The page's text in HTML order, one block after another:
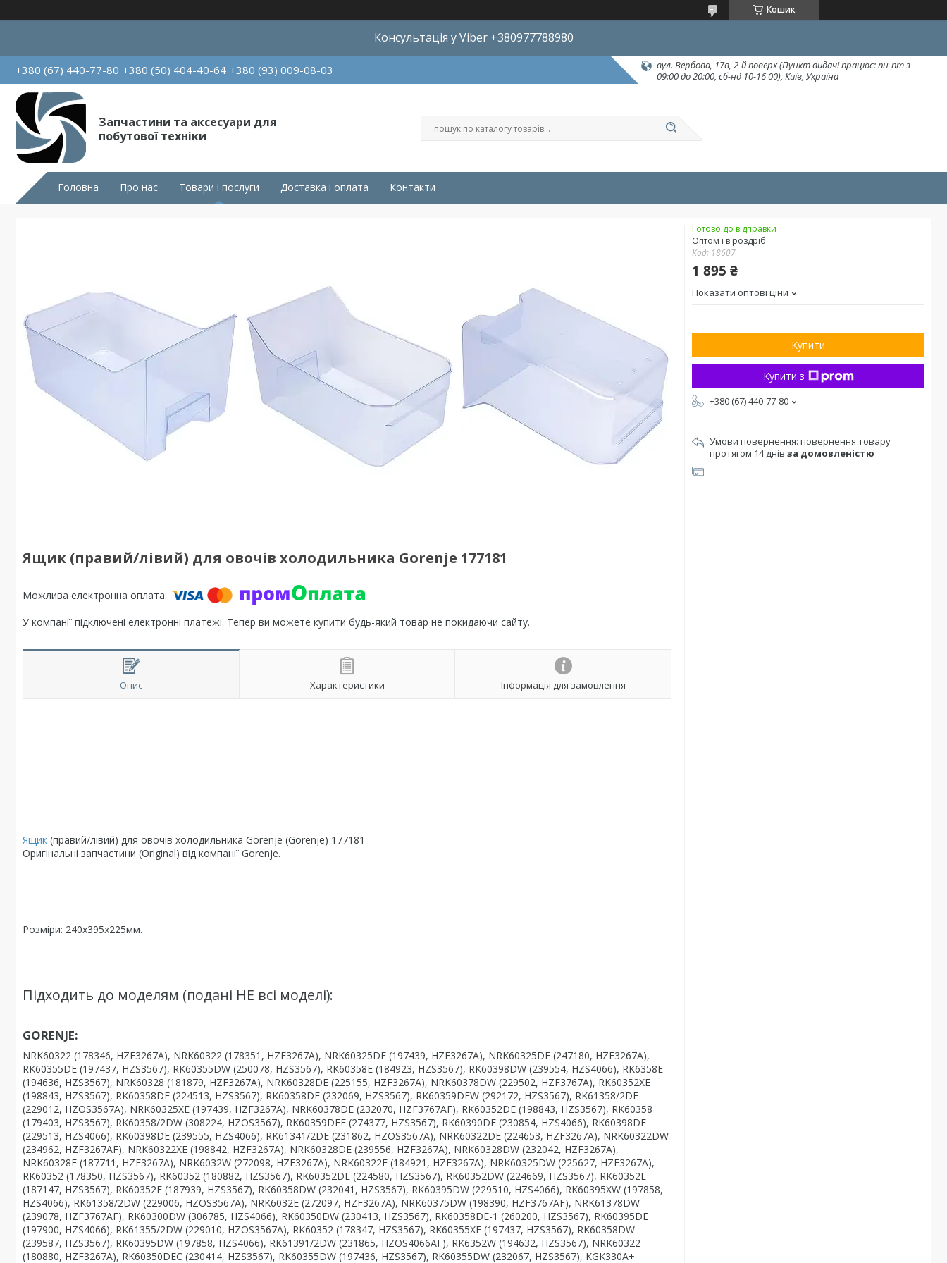
Кошик
Консультація у Viber +380977788980
+380 (67) 440-77-80 +380 (50) 404-40-64 +380 (93) 009-08-03
вул. Вербова, 17в, 2-й поверх (Пункт видачі працює: пн-пт з
09:00 до 20:00, сб-нд 10-16 00), Київ, Україна
Запчастини та аксесуари для
побутової техніки
Головна Про нас Товари і послуги Доставка і оплата Контакти
Ящик (правий/лівий) для овочів холодильника Gorenje 177181
У компанії підключені електронні платежі. Тепер ви можете купити будь-який товар не покидаючи сайту.
Опис Характеристики Інформація для замовлення
Ящик (правий/лівий) для овочів холодильника Gorenje (Gorenje) 177181
Оригінальні запчастини (Original) від компанії Gorenje.
Розміри: 240х395х225мм.
Підходить до моделям (подані НЕ всі моделі):
GORENJE:
NRK60322 (178346, HZF3267A), NRK60322 (178351, HZF3267A), NRK60325DE (197439, HZF3267A), NRK60325DE (247180, HZF3267A),
RK60355DE (197437, HZS3567), RK60355DW (250078, HZS3567), RK60358E (184923, HZS3567), RK60398DW (239554, HZS4066), RK6358E
(194636, HZS3567), NRK60328 (181879, HZF3267A), NRK60328DE (225155, HZF3267A), NRK60378DW (229502, HZF3767A), RK60352XE
(198843, HZS3567), RK60358DE (224513, HZS3567), RK60358DE (232069, HZS3567), RK60359DFW (292172, HZS3567), RK61358/2DE
(229012, HZOS3567A), NRK60325XE (197439, HZF3267A), NRK60378DE (232070, HZF3767AF), RK60352DE (198843, HZS3567), RK60358
(179403, HZS3567), RK60358/2DW (308224, HZOS3567), RK60359DFE (274377, HZS3567), RK60390DE (230854, HZS4066), RK60398DE
(229513, HZS4066), RK60398DE (239555, HZS4066), RK61341/2DE (231862, HZOS3567A), NRK60322DE (224653, HZF3267A), NRK60322DW
(234962, HZF3267AF), NRK60322XE (198842, HZF3267A), NRK60328DE (239556, HZF3267A), NRK60328DW (232042, HZF3267A),
NRK60328E (187711, HZF3267A), NRK6032W (272098, HZF3267A), NRK60322E (184921, HZF3267A), NRK60325DW (225627, HZF3267A),
RK60352 (178350, HZS3567), RK60352 (180882, HZS3567), RK60352DE (224580, HZS3567), RK60352DW (224669, HZS3567), RK60352E
(187147, HZS3567), RK60352E (187939, HZS3567), RK60358DW (232041, HZS3567), RK60395DW (229510, HZS4066), RK60395XW (197858,
HZS4066), RK61358/2DW (229006, HZOS3567A), NRK6032E (272097, HZF3267A), NRK60375DW (198390, HZF3767AF), NRK61378DW
(239078, HZF3767AF), RK60300DW (306785, HZS4066), RK60350DW (230413, HZS3567), RK60358DE-1 (260200, HZS3567), RK60395DE
(197900, HZS4066), RK61355/2DW (229010, HZOS3567A), RK60352 (178347, HZS3567), RK60355XE (197437, HZS3567), RK60358DW
(239587, HZS3567), RK60395DW (197858, HZS4066), RK61391/2DW (231865, HZOS4066AF), RK6352W (194632, HZS3567), NRK60322
(180880, HZF3267A), RK60350DEC (230414, HZS3567), RK60355DW (197436, HZS3567), RK60355DW (232067, HZS3567), KGK330A+
Готово до відправки
Оптом і в роздріб
Код: 18607
1 895 ₴
Показати оптові ціни
Купити
Купити з
+380 (67) 440-77-80
повернення товару
протягом 14 днів за домовленістю